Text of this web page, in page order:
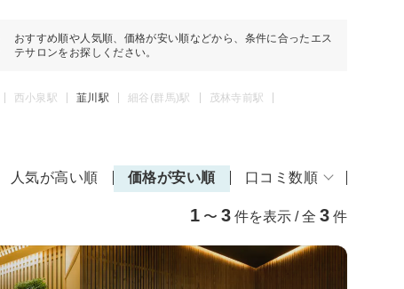
おすすめ順や人気順、価格が安い順などから、条件に合ったエス
テサロンをお探しください。
西小泉駅 韮川駅 細谷(群馬)駅
茂林寺前駅
人気が高い順 価格が安い順 口コミ数順
1 〜 3 件を表示 / 全 3 件